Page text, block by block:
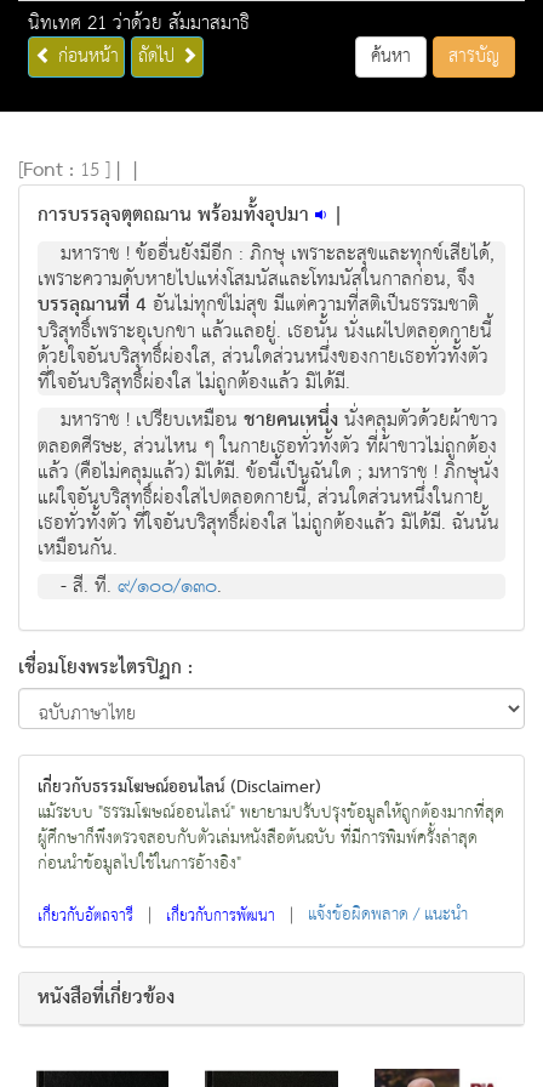
นิทเทศ 21 ว่าด้วย สัมมาสมาธิ
ก่อนหน้า ถัดไป ค้นหา สารบัญ
[Font : 15 ] | |
การบรรลุจตุตถฌาน พร้อมทั้งอุปมา |
มหาราช ! ข้ออื่นยังมีอีก : ภิกษุ เพราะละสุขและทุกข์เสียได้,
เพราะความดับหายไปแห่งโสมนัสและโทมนัสในกาลก่อน, จึง
บรรลุฌานที่ 4 อันไม่ทุกข์ไม่สุข มีแต่ความที่สติเป็นธรรมชาติ
บริสุทธิ์เพราะอุเบกขา แล้วแลอยู่. เธอนั้น นั่งแผ่ไปตลอดกายนี้
ด้วยใจอันบริสุทธิ์ผ่องใส, ส่วนใดส่วนหนึ่งของกายเธอทั่วทั้งตัว
ที่ใจอันบริสุทธิ์ผ่องใส ไม่ถูกต้องแล้ว มิได้มี.
มหาราช ! เปรียบเหมือนชายคนเหนึ่งนั่งคลุมตัวด้วยผ้าขาว
ตลอดศีรษะ, ส่วนไหน ๆ ในกายเธอทั่วทั้งตัว ที่ผ้าขาวไม่ถูกต้อง
แล้ว (คือไม่คลุมแล้ว) มิได้มี. ข้อนี้เป็นฉันใด ; มหาราช ! ภิกษุนั่ง
แผ่ใจอันบริสุทธิ์ผ่องใสไปตลอดกายนี้, ส่วนใดส่วนหนึ่งในกาย
เธอทั่วทั้งตัว ที่ใจอันบริสุทธิ์ผ่องใส ไม่ถูกต้องแล้ว มิได้มี. ฉันนั้น
เหมือนกัน.
- สี. ที.๙/๑๐๐/๑๓๐.
เชื่อมโยงพระไตรปิฏก :
เกี่ยวกับธรรมโฆษณ์ออนไลน์ (Disclaimer)
แม้ระบบ "ธรรมโฆษณ์ออนไลน์" พยายามปรับปรุงข้อมูลให้ถูกต้องมากที่สุด
ผู้ศึกษาก็พึงตรวจสอบกับตัวเล่มหนังสือต้นฉบับ ที่มีการพิมพ์ครั้งล่าสุด
ก่อนนำข้อมูลไปใช้ในการอ้างอิง"
เกี่ยวกับอัตถจารี | เกี่ยวกับการพัฒนา | แจ้งข้อผิดพลาด / แนะนำ
หนังสือที่เกี่ยวข้อง